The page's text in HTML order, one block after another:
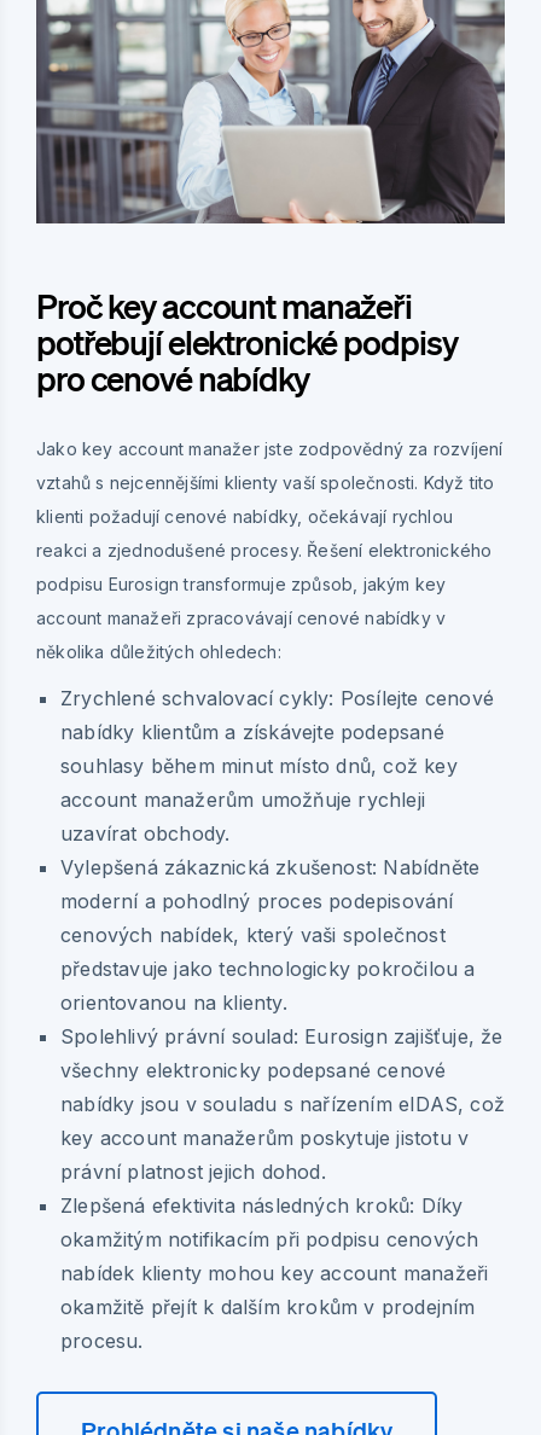
Proč key account manažeři
potřebují elektronické podpisy
pro cenové nabídky
Jako key account manažer jste zodpovědný za rozvíjení
vztahů s nejcennějšími klienty vaší společnosti. Když tito
klienti požadují cenové nabídky, očekávají rychlou
reakci a zjednodušené procesy. Řešení elektronického
podpisu Eurosign transformuje způsob, jakým key
account manažeři zpracovávají cenové nabídky v
několika důležitých ohledech:
Zrychlené schvalovací cykly: Posílejte cenové
nabídky klientům a získávejte podepsané
souhlasy během minut místo dnů, což key
account manažerům umožňuje rychleji
uzavírat obchody.
Vylepšená zákaznická zkušenost: Nabídněte
moderní a pohodlný proces podepisování
cenových nabídek, který vaši společnost
představuje jako technologicky pokročilou a
orientovanou na klienty.
Spolehlivý právní soulad: Eurosign zajišťuje, že
všechny elektronicky podepsané cenové
nabídky jsou v souladu s nařízením eIDAS, což
key account manažerům poskytuje jistotu v
právní platnost jejich dohod.
Zlepšená efektivita následných kroků: Díky
okamžitým notifikacím při podpisu cenových
nabídek klienty mohou key account manažeři
okamžitě přejít k dalším krokům v prodejním
procesu.